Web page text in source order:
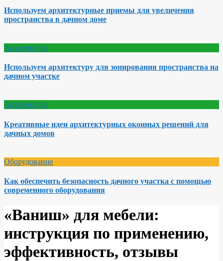
Используем архитектурные приемы для увеличения
пространства в дачном доме
Архитектура
Используем архитектуру для зонирования пространства на
дачном участке
Архитектура
Креативные идеи архитектурных оконных решений для
дачных домов
Оборудование
Как обеспечить безопасность дачного участка с помощью
современного оборудования
«Ваниш» для мебели:
инструкция по применению,
эффективность, отзывы